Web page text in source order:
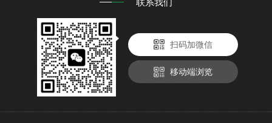
联系我们
扫码加微信
移动端浏览